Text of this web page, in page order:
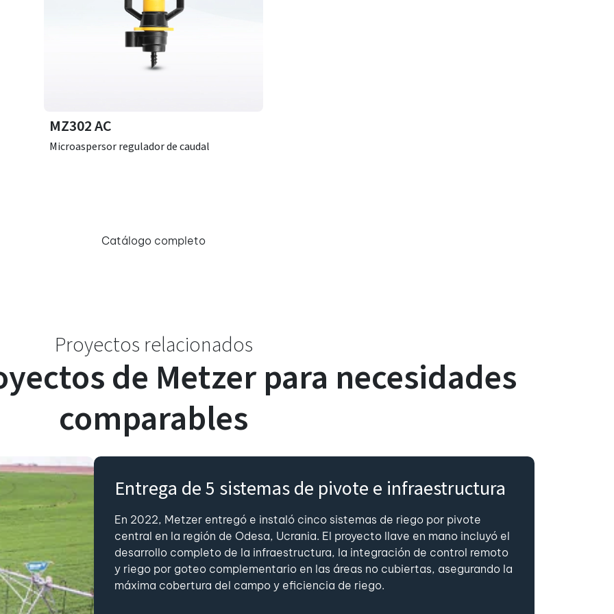
MZ302 AC
Microaspersor regulador de caudal
Catálogo completo
Proyectos relacionados
de Metzer para necesidades
comparables
Entrega de 5 sistemas de pivote e infraestructura
En 2022, Metzer entregó e instaló cinco sistemas de riego por pivote
central en la región de Odesa, Ucrania. El proyecto llave en mano incluyó el
desarrollo completo de la infraestructura, la integración de control remoto
y riego por goteo complementario en las áreas no cubiertas, asegurando la
máxima cobertura del campo y eficiencia de riego.